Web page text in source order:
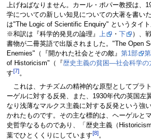
上げねばなりません。カール・ポパー教授は、
学についての新しい知見についての大著を書い
は"The Logic of Scientific Enquiry" というタイト
※和訳は『科学的発見の論理』 上 ・ 下
）、
書物が二冊英語で出版されました。"The Open
Enemies"（『開かれた社会とその敵』 第1部
of Historicism"（『 歴史主義の貧困―社会科学の
す[7]。
これは、ナチズムの精神的な原型としてプラ
ーゲルに対する反発、また、1930年代の英国左
なり浅薄なマルクス主義に対する反発という強
かれたものです。その主な標的は、ヘーゲルと
史哲学なるものであり、「歴史主義（
葉でひとくくりにしています[8]。